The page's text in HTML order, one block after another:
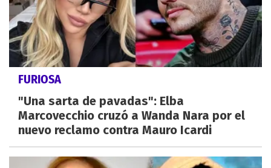
FURIOSA
"Una sarta de pavadas": Elba
Marcovecchio cruzó a Wanda Nara por el
nuevo reclamo contra Mauro Icardi